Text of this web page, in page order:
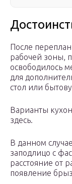
После
рабочей зоны,
освободилось
для
стол или
Варианты
здесь.
В данном случае
заподлицо с
расстояние от
появление